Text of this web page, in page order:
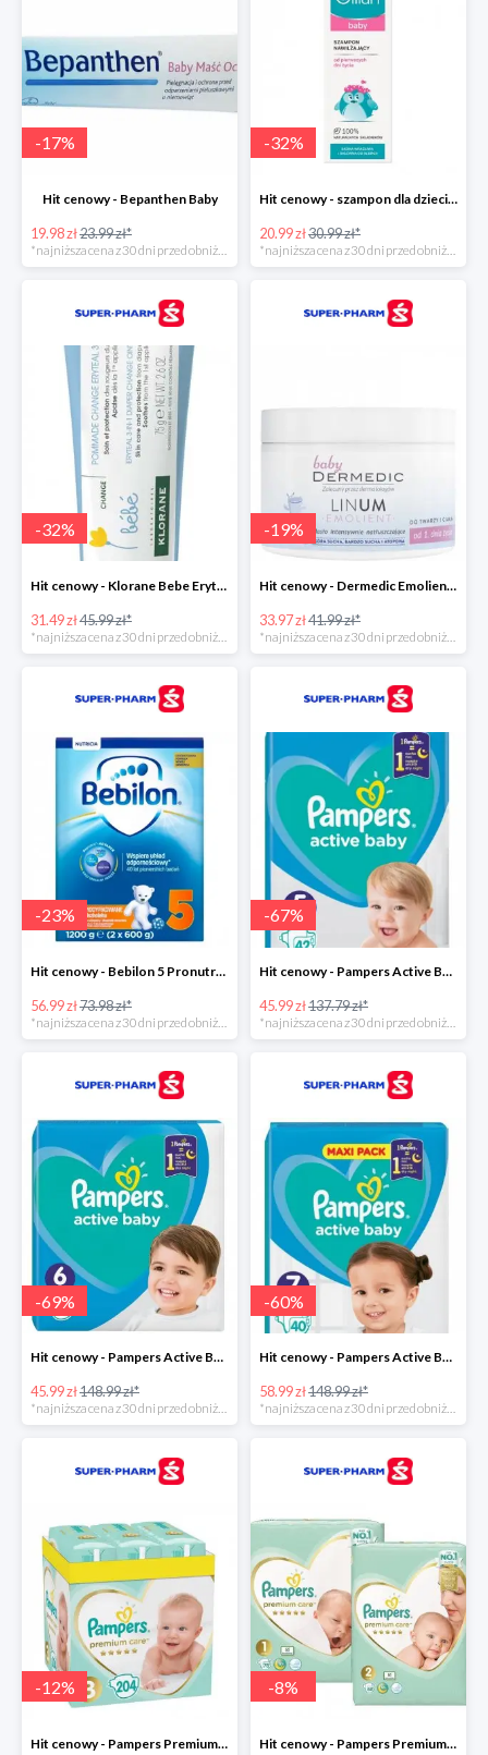
-17%
Hit cenowy - Bepanthen Baby
19.98 zł23.99 zł*
*najniższa cena z 30 dni przed obniżką
-32%
Hit cenowy - szampon dla dzieci Oillan Baby
20.99 zł30.99 zł*
*najniższa cena z 30 dni przed obniżką
-32%
Hit cenowy - Klorane Bebe Eryteal 3w1
31.49 zł45.99 zł*
-19%
Hit cenowy - Dermedic Emolient Baby Linum
33.97 zł41.99 zł*
-23%
Hit cenowy - Bebilon 5 Pronutra Advance
56.99 zł73.98 zł*
*najniższa cena z 30 dni przed obniżką
-67%
Hit cenowy - Pampers Active Baby 5
45.99 zł137.79 zł*
*najniższa cena z 30 dni przed obniżką
-69%
Hit cenowy - Pampers Active Baby 6
45.99 zł148.99 zł*
*najniższa cena z 30 dni przed obniżką
-60%
Hit cenowy - Pampers Active Baby 7
58.99 zł148.99 zł*
*najniższa cena z 30 dni przed obniżką
-12%
Hit cenowy - Pampers Premium Care 3
-8%
Hit cenowy - Pampers Premium Care 1+2